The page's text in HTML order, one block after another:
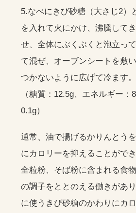
5.なべにきび砂糖（大さじ2）
を入れて火にかけ、沸騰して
せ、全体にぶくぶくと泡立っ
て混ぜ、オーブンシートを敷
つかないように広げて冷ます。
（糖質：12.5g、エネルギー：
0.1g）
通常、油で揚げるかりんとう
にカロリーを抑えることがで
全粒粉、そば粉に含まれる食
の調子をととのえる働きがあ
に使うきび砂糖のかわりにカ